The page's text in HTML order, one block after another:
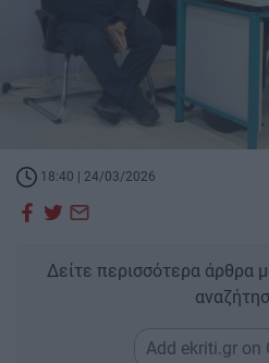
18:40 | 24/03/2026
Δείτε περισσότερα άρθρα
Add ekriti.gr on